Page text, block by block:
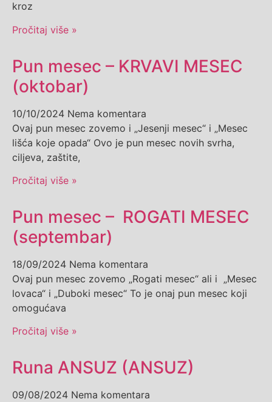
kroz
Pročitaj više »
Pun mesec – KRVAVI MESEC
(oktobar)
10/10/2024 Nema komentara
Ovaj pun mesec zovemo i „Jesenji mesec“ i „Mesec
lišća koje opada“ Ovo je pun mesec novih svrha,
ciljeva, zaštite,
Pročitaj više »
Pun mesec – ROGATI MESEC
(septembar)
18/09/2024 Nema komentara
Ovaj pun mesec zovemo „Rogati mesec“ ali i „Mesec
lovaca“ i „Duboki mesec“ To je onaj pun mesec koji
omogućava
Pročitaj više »
Runa ANSUZ (ANSUZ)
09/08/2024 Nema komentara